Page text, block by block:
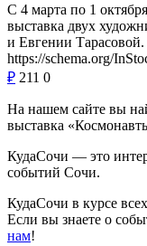
С 4 марта по 1
выставка двух
и Евгении Тарасовой.
https://schema.org/
₽ 211 0
На нашем сайте вы
выставка
КудаСочи — это
событий Сочи.
КудаСочи в курсе
Если вы знаете о
нам!